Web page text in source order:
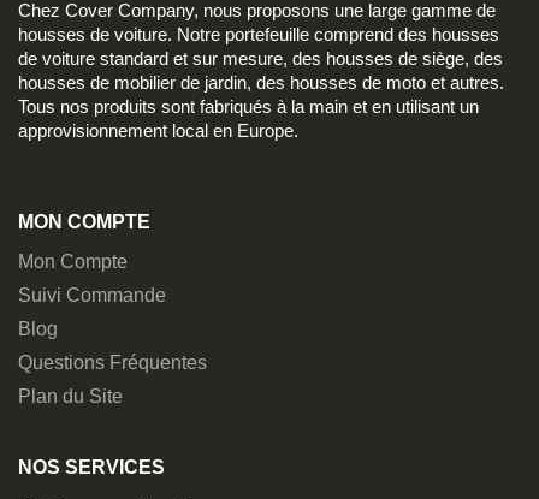
Chez Cover Company, nous proposons une large gamme de
housses de voiture. Notre portefeuille comprend des housses
de voiture standard et sur mesure, des housses de siège, des
housses de mobilier de jardin, des housses de moto et autres.
Tous nos produits sont fabriqués à la main et en utilisant un
approvisionnement local en Europe.
MON COMPTE
Mon Compte
Suivi Commande
Blog
Questions Fréquentes
Plan du Site
NOS SERVICES